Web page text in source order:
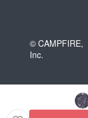
© CAMPFIRE,
Inc.